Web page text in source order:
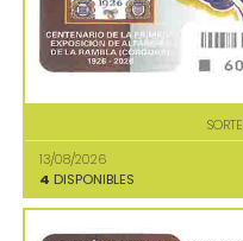
13/08/2026
4 DISPONIBLES